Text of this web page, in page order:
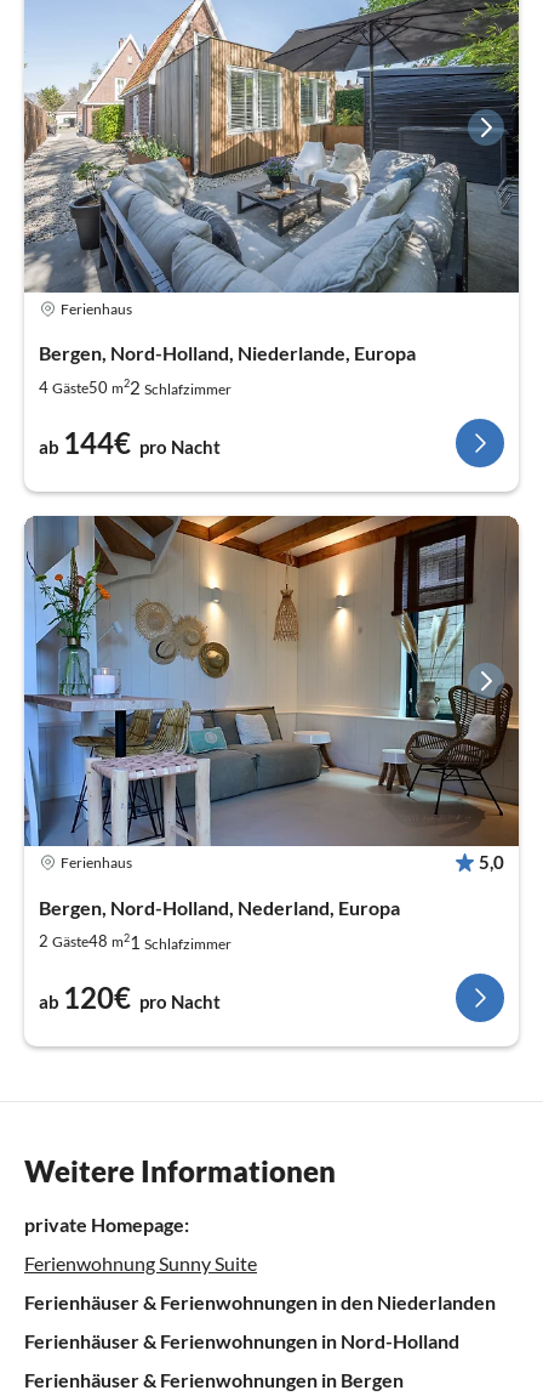
Ferienhaus
Bergen, Nord-Holland, Niederlande, Europa
4 Gäste50 m22 Schlafzimmer
ab 144€ pro Nacht
Ferienhaus 5,0
Bergen, Nord-Holland, Nederland, Europa
2 Gäste48 m21 Schlafzimmer
ab 120€ pro Nacht
Weitere Informationen
private Homepage:
Ferienwohnung Sunny Suite
Ferienhäuser & Ferienwohnungen in den Niederlanden
Ferienhäuser & Ferienwohnungen in Nord-Holland
Ferienhäuser & Ferienwohnungen in Bergen